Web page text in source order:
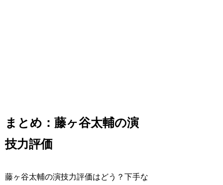
まとめ：藤ヶ谷太輔の演
技力評価
藤ヶ谷太輔の演技力評価はどう？下手な